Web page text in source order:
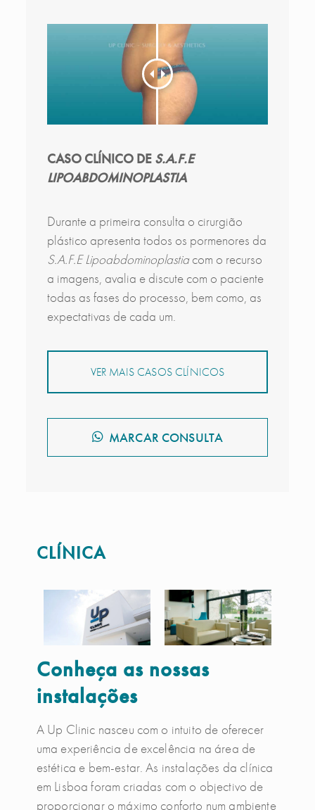
CASO CLÍNICO DE S.A.F.E
LIPOABDOMINOPLASTIA
Durante a primeira consulta o cirurgião
plástico apresenta todos os pormenores da
S.A.F.E Lipoabdominoplastiacom o recurso
a imagens, avalia e discute com o paciente
todas as fases do processo, bem como, as
expectativas de cada um.
VER MAIS CASOS CLÍNICOS
MARCAR CONSULTA
CLÍNICA
Conheça as nossas
instalações
A Up Clinic nasceu com o intuito de oferecer
uma experiência de excelência na área de
estética e bem-estar. As instalações da clínica
em Lisboa foram criadas com o objectivo de
proporcionar o máximo conforto num ambiente